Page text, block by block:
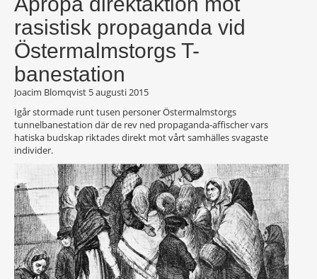
rasistisk propaganda vid
Östermalmstorgs T-
banestation
Joacim Blomqvist 5 augusti 2015
Igår stormade runt tusen personer Östermalmstorgs
tunnelbanestation där de rev ned propaganda-affischer vars
hatiska budskap riktades direkt mot vårt samhälles svagaste
individer.